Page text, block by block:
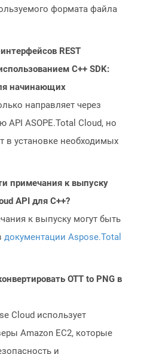
формата файла
REST
C++ SDK:
начинающих
направляет через
API ASOPE.Total Cloud, но
в установке необходимых
примечания к выпуску
API для C++?
к выпуску могут быть
документации Aspose.Total
OTT to PNG в
Cloud использует
Amazon EC2, которые
и